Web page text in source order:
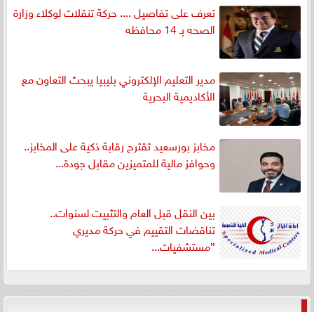
تعرف على تفاصيل .... حركة تنقلات لوكلاء وزارة
الصحه بـ 14 محافظه
مدير التعليم الإلكتروني بليبيا يبحث التعاون مع
الأكاديمية البحرية
مخابز بورسعيد تقترح رقابة ذكية على المخابز..
وحوافز مالية للمتميزين مقابل جودة...
بين النقل قبل العام والتثبيت لسنوات..
تناقضات التقييم في حركة مديري
”مستشفيات...